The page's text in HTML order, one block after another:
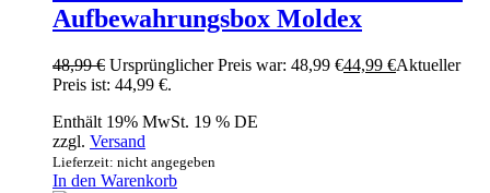
Aufbewahrungsbox Moldex
48,99€ Ursprünglicher Preis war: 48,99 €44,99 €Aktueller
Preis ist: 44,99 €.
Enthält 19% MwSt. 19 % DE
zzgl. Versand
Lieferzeit: nicht angegeben
In den Warenkorb